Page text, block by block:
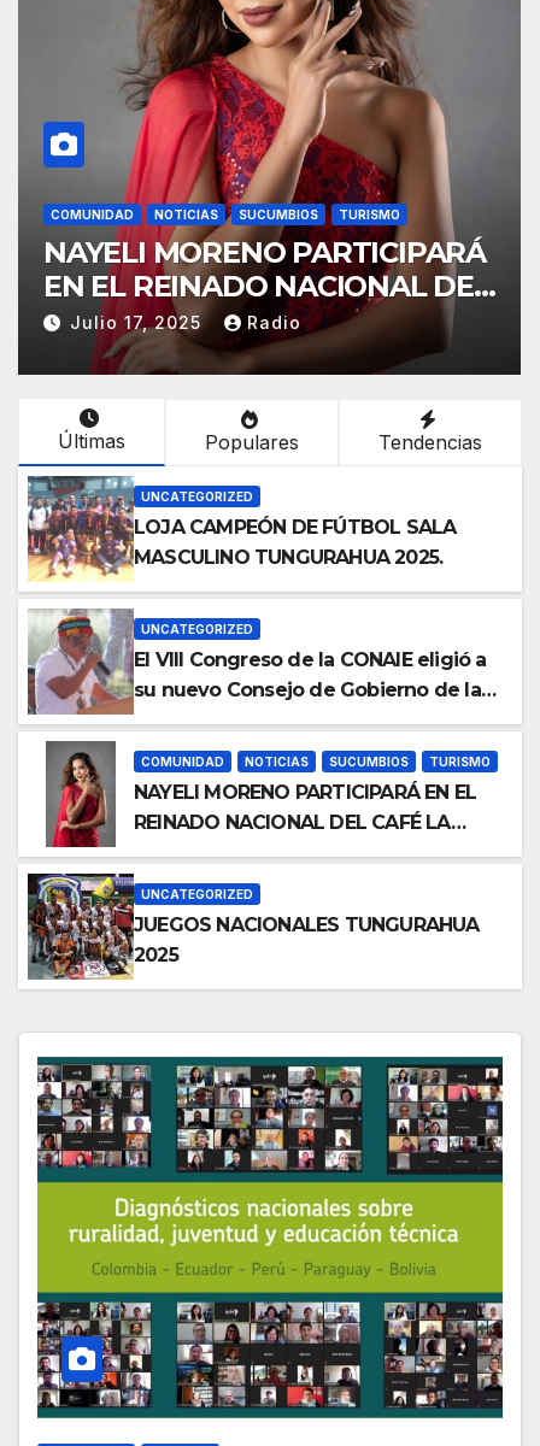
COMUNIDAD NOTICIAS SUCUMBIOS TURISMO
NAYELI MORENO PARTICIPARÁ
EN EL REINADO NACIONAL DEL
CAFÉ LA TOQUILLA 2025 EN
REPRESENTACIÓN DE
Julio 17, 2025 Radio
Últimas Populares Tendencias
UNCATEGORIZED
LOJA CAMPEÓN DE FÚTBOL SALA
MASCULINO TUNGURAHUA 2025.
UNCATEGORIZED
El VIII Congreso de la CONAIE eligió a
su nuevo Consejo de Gobierno de la
CONAIE 2025–2028.
COMUNIDAD NOTICIAS SUCUMBIOS TURISMO
NAYELI MORENO PARTICIPARÁ EN EL
REINADO NACIONAL DEL CAFÉ LA
TOQUILLA 2025 EN REPRESENTACIÓN
DE SUCUMBÍOS
UNCATEGORIZED
JUEGOS NACIONALES TUNGURAHUA
2025